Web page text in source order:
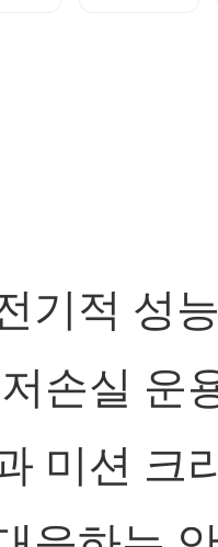
기적 성
손실 운
미션 크